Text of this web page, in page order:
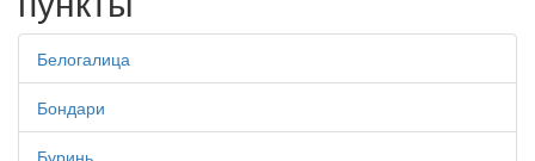
Белогалица
Бондари
Буринь